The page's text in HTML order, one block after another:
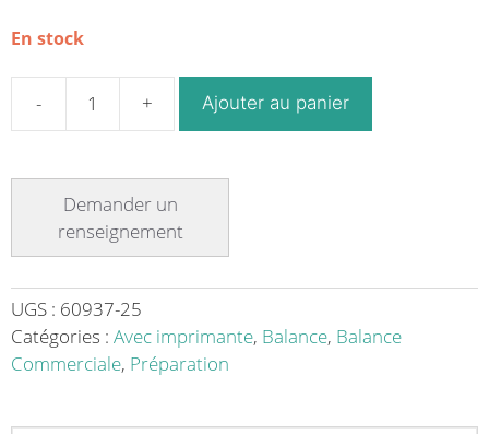
En stock
quantité
commerciale
modèle
homologable
M4-
30PN
Ajouter au panier
UGS : 60937-25
Catégories : Avec imprimante, Balance, Balance
Commerciale, Préparation